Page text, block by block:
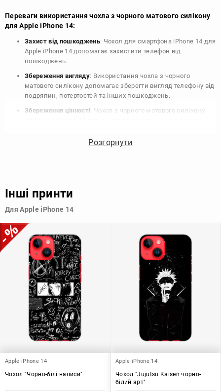
Переваги використання чохла з чорного матового силікону
для Apple iPhone 14:
Захист від пошкоджень: Чохол для смартфона iPhone 14 для
Apple iPhone 14 допомагає захистити телефон від
пошкоджень.
Збереження вигляду: Використання чохла з чорного
матового силікону допомагає зберегти вигляд телефону від
подряпин, потертостей та інших пошкоджень.
Збереження цінності: Чохол з чорного матового силікону
продати свій пристрій в майбутньому.
Узагалі, чохол для телефону - це дуже корисний аксесуар, який
допомагає захистити ваш пристрій, зберегти його цінність і
Розгорнути
Інші принти
Для Apple iPhone 14
Apple iPhone 14
Чохол "Чорно-білі написи"
Apple iPhone 14
Чохол "Jujutsu Kaisen чорно-
білий арт"